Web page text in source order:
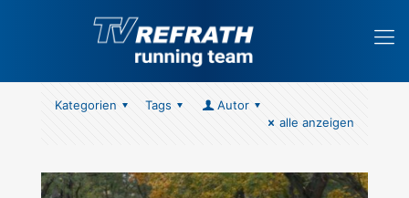
Kategorien Tags
Autor
alle anzeigen